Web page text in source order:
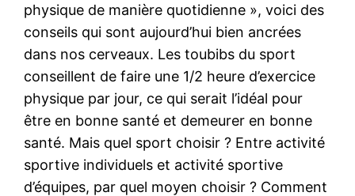
physique de manière quotidienne », voici des
conseils qui sont aujourd’hui bien ancrées
dans nos cerveaux. Les toubibs du sport
conseillent de faire une 1/2 heure d’exercice
physique par jour, ce qui serait l’idéal pour
être en bonne santé et demeurer en bonne
santé. Mais quel sport choisir ? Entre activité
sportive individuels et activité sportive
d’équipes, par quel moyen choisir ? Comment